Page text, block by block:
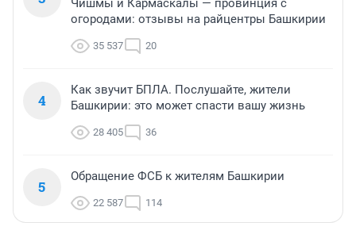
Чишмы и Кармаскалы — провинция с
огородами: отзывы на райцентры Башкирии
35 537 20
4
Как звучит БПЛА. Послушайте, жители
Башкирии: это может спасти вашу жизнь
28 405 36
5
Обращение ФСБ к жителям Башкирии
22 587 114